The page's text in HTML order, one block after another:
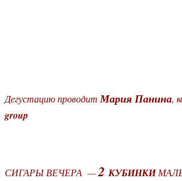
Дегустацию проводит Мария Панина,
group
СИГАРЫ ВЕЧЕРА —2 КУБИНКИ